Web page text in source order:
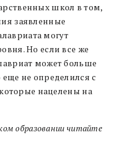
школ в том,
заявленные
могут
Но если все же
может больше
не определился с
нацелены на
образовании читайте